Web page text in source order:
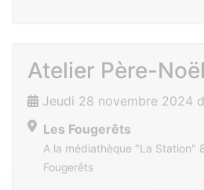
Atelier Père-Noël
Jeudi 28 novembre 2024
Les Fougerêts
A la médiathèque "La Station"
Fougerêts